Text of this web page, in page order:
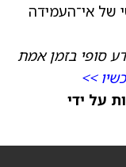
של אי־העמידה
סופי בזמן אמת
>>
על ידי